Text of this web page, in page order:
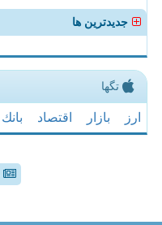
جدیدترین ها
تگها
ارز بازار اقتصاد بانك